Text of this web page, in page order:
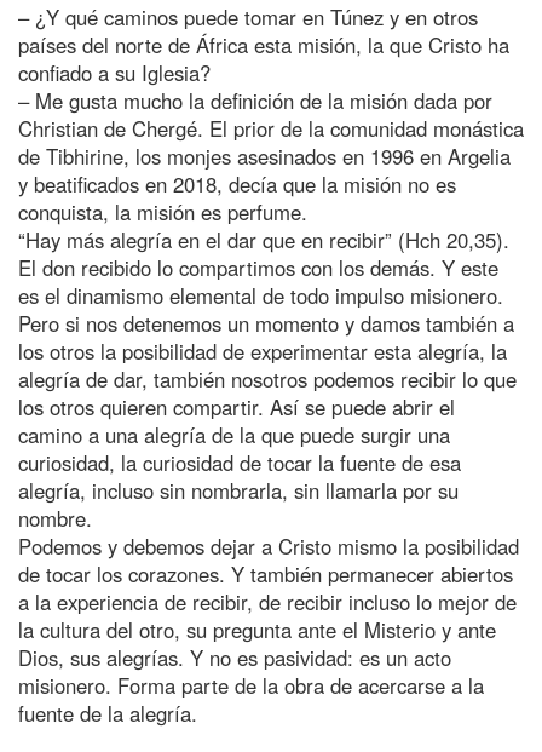
– ¿Y qué caminos puede tomar en Túnez y en otros
países del norte de África esta misión, la que Cristo ha
confiado a su Iglesia?
– Me gusta mucho la definición de la misión dada por
Christian de Chergé. El prior de la comunidad monástica
de Tibhirine, los monjes asesinados en 1996 en Argelia
y beatificados en 2018, decía que la misión no es
conquista, la misión es perfume.
“Hay más alegría en el dar que en recibir” (Hch 20,35).
El don recibido lo compartimos con los demás. Y este
es el dinamismo elemental de todo impulso misionero.
Pero si nos detenemos un momento y damos también a
los otros la posibilidad de experimentar esta alegría, la
alegría de dar, también nosotros podemos recibir lo que
los otros quieren compartir. Así se puede abrir el
camino a una alegría de la que puede surgir una
curiosidad, la curiosidad de tocar la fuente de esa
alegría, incluso sin nombrarla, sin llamarla por su
nombre.
Podemos y debemos dejar a Cristo mismo la posibilidad
de tocar los corazones. Y también permanecer abiertos
a la experiencia de recibir, de recibir incluso lo mejor de
la cultura del otro, su pregunta ante el Misterio y ante
Dios, sus alegrías. Y no es pasividad: es un acto
misionero. Forma parte de la obra de acercarse a la
fuente de la alegría.